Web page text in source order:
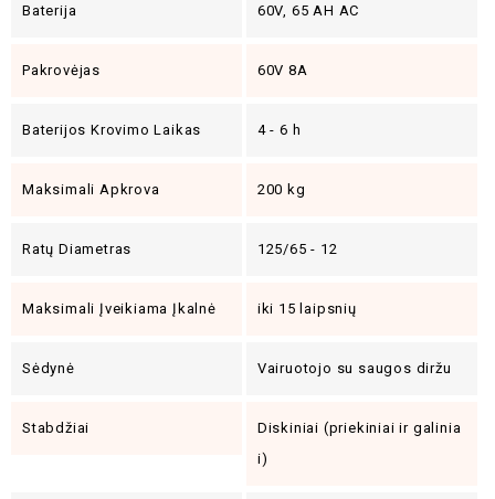
Baterija 60V, 65 AH AC
Pakrovėjas 60V 8A
Baterijos Krovimo Laikas 4 - 6 h
Maksimali Apkrova 200 kg
Ratų Diametras 125/65 - 12
Maksimali Įveikiama Įkalnė iki 15 laipsnių
Sėdynė Vairuotojo su saugos diržu
Stabdžiai
Diskiniai (priekiniai ir galinia
i)